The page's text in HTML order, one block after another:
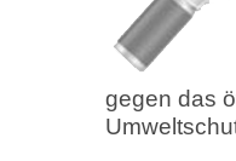
gegen das